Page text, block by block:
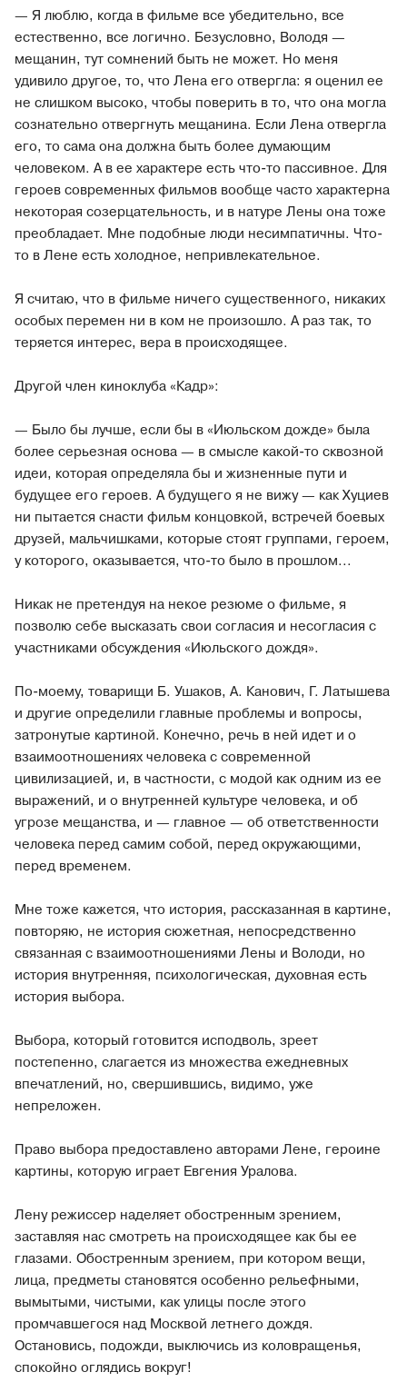
— Я люблю, когда в фильме все убедительно, все
естественно, все логично. Безусловно, Володя —
мещанин, тут сомнений быть не может. Но меня
удивило другое, то, что Лена его отвергла: я оценил ее
не слишком высоко, чтобы поверить в то, что она могла
сознательно отвергнуть мещанина. Если Лена отвергла
его, то сама она должна быть более думающим
человеком. А в ее характере есть что-то пассивное. Для
героев современных фильмов вообще часто характерна
некоторая созерцательность, и в натуре Лены она тоже
преобладает. Мне подобные люди несимпатичны. Что-
то в Лене есть холодное, непривлекательное.
Я считаю, что в фильме ничего существенного, никаких
особых перемен ни в ком не произошло. А раз так, то
теряется интерес, вера в происходящее.
Другой член киноклуба «Кадр»:
— Было бы лучше, если бы в «Июльском дожде» была
более серьезная основа — в смысле какой-то сквозной
идеи, которая определяла бы и жизненные пути и
будущее его героев. А будущего я не вижу — как Хуциев
ни пытается снасти фильм концовкой, встречей боевых
друзей, мальчишками, которые стоят группами, героем,
у которого, оказывается, что-то было в прошлом...
Никак не претендуя на некое резюме о фильме, я
позволю себе высказать свои согласия и несогласия с
участниками обсуждения «Июльского дождя».
По-моему, товарищи Б. Ушаков, А. Канович, Г. Латышева
и другие определили главные проблемы и вопросы,
затронутые картиной. Конечно, речь в ней идет и о
взаимоотношениях человека с современной
цивилизацией, и, в частности, с модой как одним из ее
выражений, и о внутренней культуре человека, и об
угрозе мещанства, и — главное — об ответственности
человека перед самим собой, перед окружающими,
перед временем.
Мне тоже кажется, что история, рассказанная в картине,
повторяю, не история сюжетная, непосредственно
связанная с взаимоотношениями Лены и Володи, но
история внутренняя, психологическая, духовная есть
история выбора.
Выбора, который готовится исподволь, зреет
постепенно, слагается из множества ежедневных
впечатлений, но, свершившись, видимо, уже
непреложен.
Право выбора предоставлено авторами Лене, героине
картины, которую играет Евгения Уралова.
Лену режиссер наделяет обостренным зрением,
заставляя нас смотреть на происходящее как бы ее
глазами. Обостренным зрением, при котором вещи,
лица, предметы становятся особенно рельефными,
вымытыми, чистыми, как улицы после этого
промчавшегося над Москвой летнего дождя.
Остановись, подожди, выключись из коловращенья,
спокойно оглядись вокруг!